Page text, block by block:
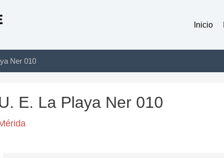
Inicio
Ner 010
E. La Playa Ner 010